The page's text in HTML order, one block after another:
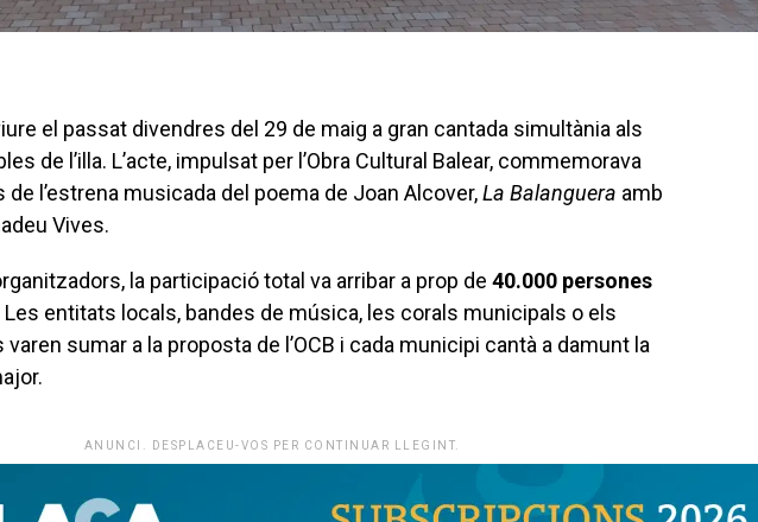
el passat divendres del 29 de maig a gran cantada simultània als
de l’illa. L’acte, impulsat per l’Obra Cultural Balear, commemorava
de l’estrena musicada del poema de Joan Alcover,La Balanguera amb
Vives.
la participació total va arribar a prop de 40.000 persones
Les entitats locals, bandes de música, les corals municipals o els
sumar a la proposta de l’OCB i cada municipi cantà a damunt la
ANUNCI. DESPLACEU-VOS PER CONTINUAR LLEGINT.